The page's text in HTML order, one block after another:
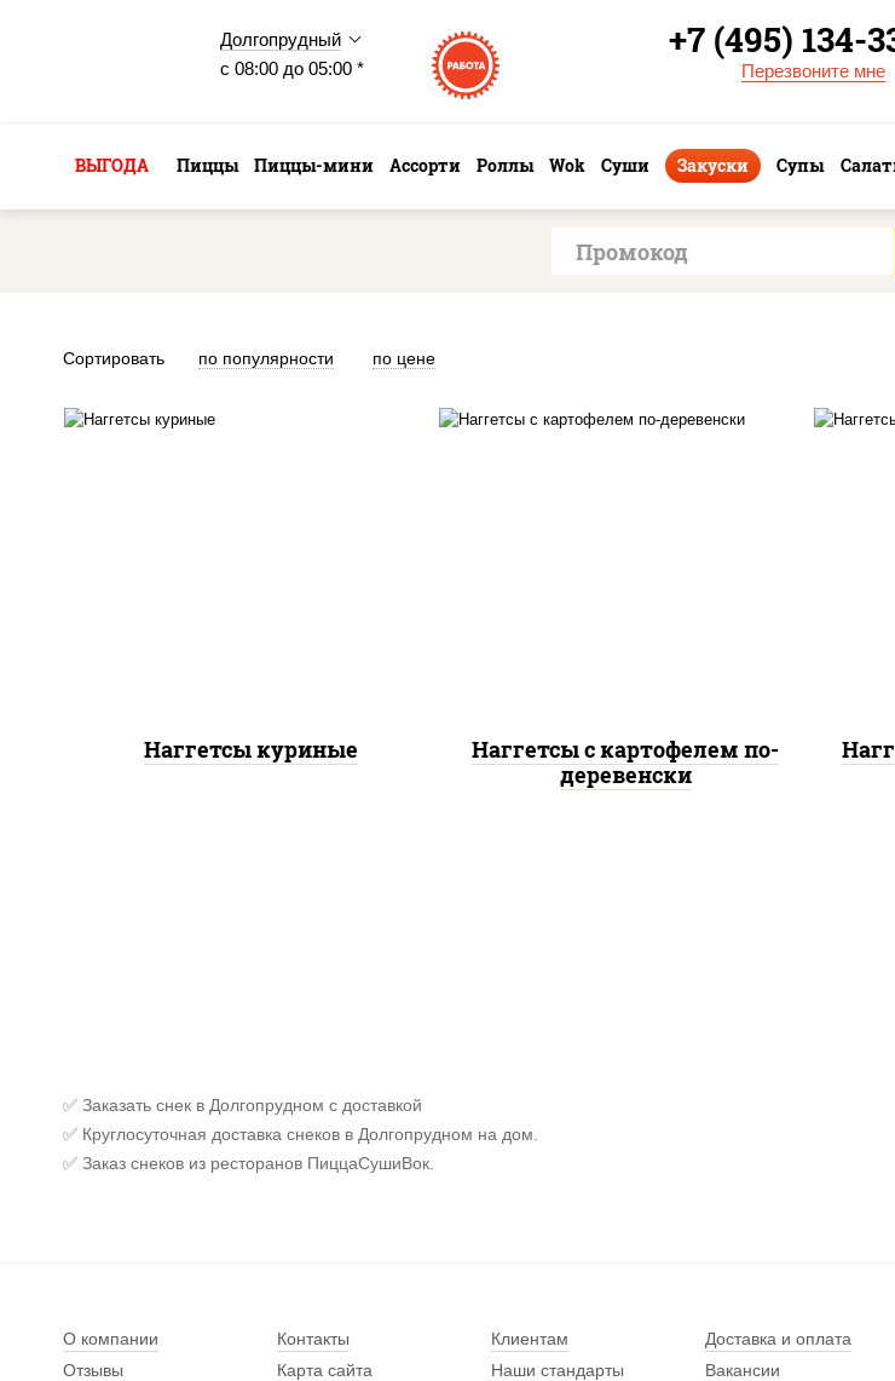
Долгопрудный
с 08:00 до 05:00 *
+7 (495) 134-
Перезвоните мне
ВЫГОДА Пиццы Пиццы-мини Ассорти Роллы Wok Суши Закуски Супы
Сортировать по популярности по цене
Наггетсы куриные
Наггетсы с картофелем по-
деревенски
✅ Заказать снек в Долгопрудном с доставкой
✅ Круглосуточная доставка снеков в Долгопрудном на дом.
✅ Заказ снеков из ресторанов ПиццаСушиВок.
О компании Контакты Клиентам Доставка и оплата
Отзывы
Карта сайта Наши стандарты Вакансии